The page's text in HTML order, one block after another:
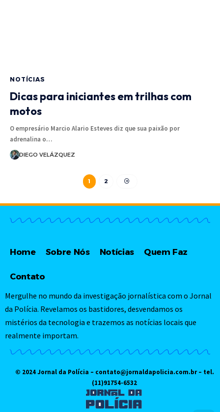
NOTÍCIAS
Dicas para iniciantes em trilhas com
motos
O empresário Marcio Alario Esteves diz que sua paixão por
adrenalina o…
DIEGO VELÁZQUEZ
1 2
Home Sobre Nós Notícias Quem Faz
Contato
Mergulhe no mundo da investigação jornalística com o Jornal
da Polícia. Revelamos os bastidores, desvendamos os
mistérios da tecnologia e trazemos as notícias locais que
realmente importam.
© 2024 Jornal da Polícia – contato@jornaldapolicia.com.br– tel.
(11)91754-6532